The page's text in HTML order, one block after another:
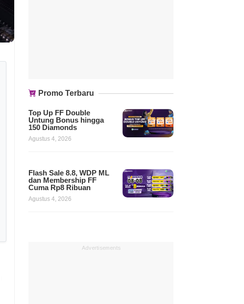
Promo Terbaru
Top Up FF Double
Untung Bonus hingga
150 Diamonds
Agustus 4, 2026
Flash Sale 8.8, WDP ML
dan Membership FF
Cuma Rp8 Ribuan
Agustus 4, 2026
Advertisements